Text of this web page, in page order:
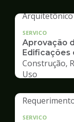
SERVICO
Aprovação
Edificações
Construção,
Uso
SERVICO